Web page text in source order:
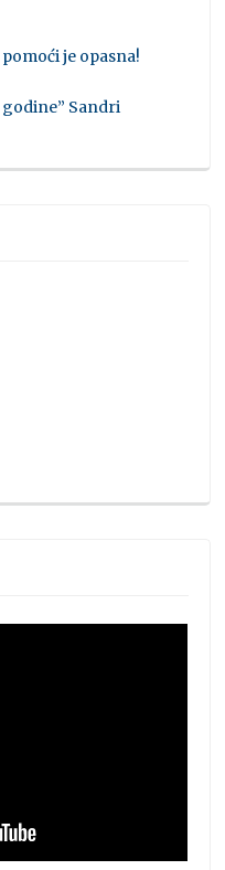
je opasna!
Sandri